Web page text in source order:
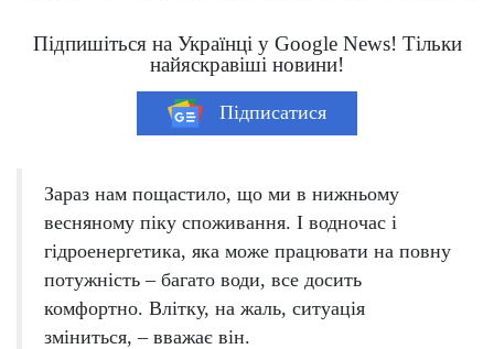
Підпишіться на Українці у Google News! Тільки
найяскравіші новини!
Підписатися
Зараз нам пощастило, що ми в нижньому
весняному піку споживання. І водночас і
гідроенергетика, яка може працювати на повну
потужність – багато води, все досить
комфортно. Влітку, на жаль, ситуація
зміниться, – вважає він.